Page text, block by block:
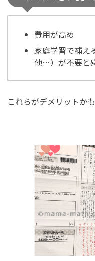
費用が高め
家庭学習で補え
他…）が不要と
これらがデメリットか